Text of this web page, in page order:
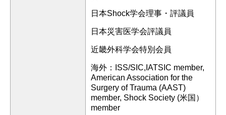
日本Shock学会理事・評議員
日本災害医学会評議員
近畿外科学会特別会員
海外：ISS/SIC,IATSIC member,
American Association for the
Surgery of Trauma (AAST)
member, Shock Society (米国）
member